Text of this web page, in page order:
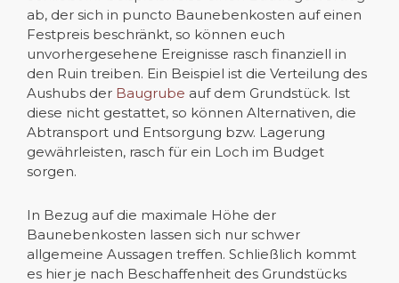
ab, der sich in puncto Baunebenkosten auf einen
Festpreis beschränkt, so können euch
unvorhergesehene Ereignisse rasch finanziell in
den Ruin treiben. Ein Beispiel ist die Verteilung des
Aushubs der Baugrube auf dem Grundstück. Ist
diese nicht gestattet, so können Alternativen, die
Abtransport und Entsorgung bzw. Lagerung
gewährleisten, rasch für ein Loch im Budget
sorgen.
In Bezug auf die maximale Höhe der
Baunebenkosten lassen sich nur schwer
allgemeine Aussagen treffen. Schließlich kommt
es hier je nach Beschaffenheit des Grundstücks